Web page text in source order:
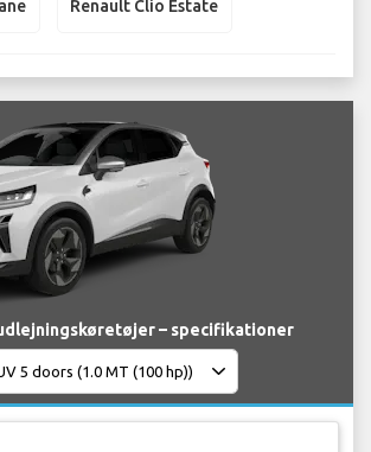
Renault Clio Estate
– specifikationer